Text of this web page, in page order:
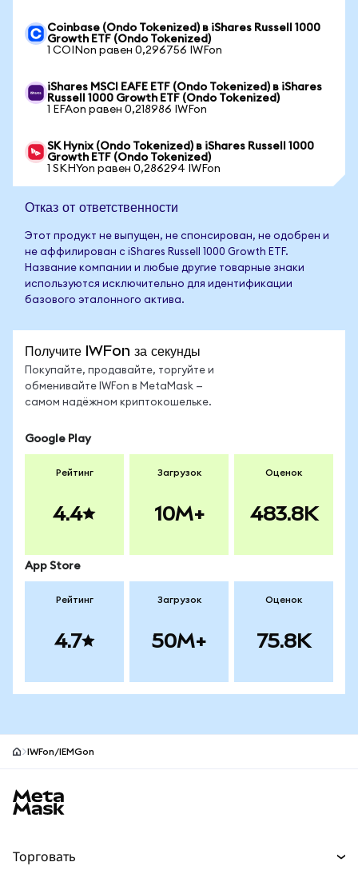
Coinbase (Ondo Tokenized) в iShares Russell 1000
Growth ETF (Ondo Tokenized)
1 COINon равен 0,296756 IWFon
iShares MSCI EAFE ETF (Ondo Tokenized) в iShares
Russell 1000 Growth ETF (Ondo Tokenized)
1 EFAon равен 0,218986 IWFon
SK Hynix (Ondo Tokenized) в iShares Russell 1000
Growth ETF (Ondo Tokenized)
1 SKHYon равен 0,286294 IWFon
Отказ от ответственности
Этот продукт не выпущен, не спонсирован, не одобрен и
не аффилирован с iShares Russell 1000 Growth ETF.
Название компании и любые другие товарные знаки
используются исключительно для идентификации
базового эталонного актива.
Получите IWFon за секунды
Покупайте, продавайте, торгуйте и
обменивайте IWFon в MetaMask —
самом надёжном криптокошельке.
Google Play
Рейтинг
4.4
Загрузок
10M+
Оценок
483.8K
App Store
Рейтинг
4.7
Загрузок
50M+
Оценок
75.8K
IWFon/IEMGon
Торговать